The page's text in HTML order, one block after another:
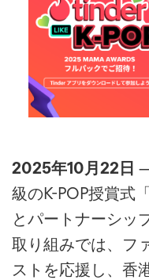
2025年10月22日
級のK-POP授賞式
とパートナーシッ
取り組みでは、フ
ストを応援し、香